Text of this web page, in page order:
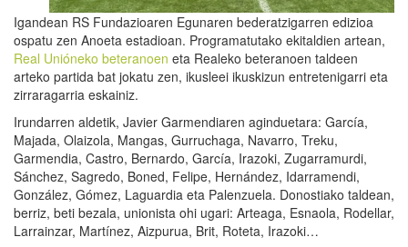
Igandean RS Fundazioaren Egunaren bederatzigarren edizioa
ospatu zen Anoeta estadioan. Programatutako ekitaldien artean,
Real Unióneko beteranoen eta Realeko beteranoen taldeen
arteko partida bat jokatu zen, ikusleei ikuskizun entretenigarri eta
zirraragarria eskainiz.
Irundarren aldetik, Javier Garmendiaren aginduetara: García,
Majada, Olaizola, Mangas, Gurruchaga, Navarro, Treku,
Garmendia, Castro, Bernardo, García, Irazoki, Zugarramurdi,
Sánchez, Sagredo, Boned, Felipe, Hernández, Idarramendi,
González, Gómez, Laguardia eta Palenzuela. Donostiako taldean,
berriz, beti bezala, unionista ohi ugari: Arteaga, Esnaola, Rodellar,
Larrainzar, Martínez, Aizpurua, Brit, Roteta, Irazoki…